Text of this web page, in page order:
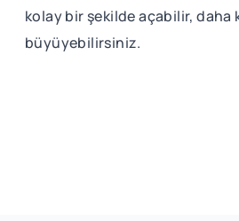
kolay bir şekilde açabilir, daha
büyüyebilirsiniz.